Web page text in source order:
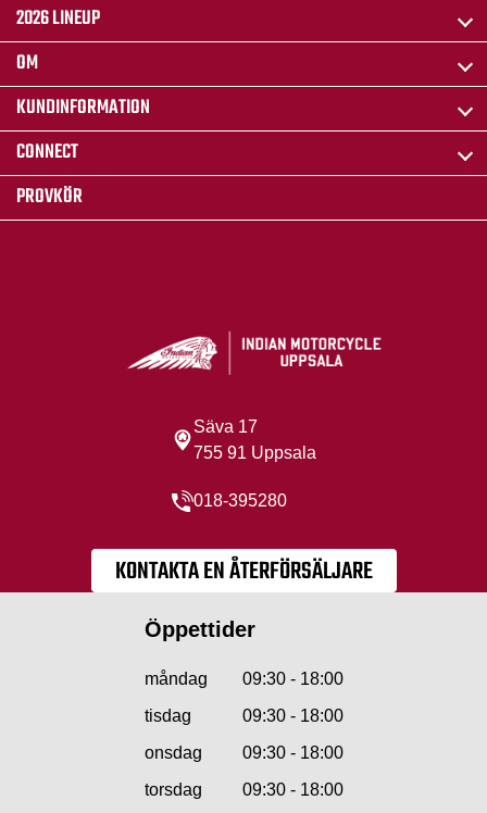
2026 LINEUP
OM
KUNDINFORMATION
CONNECT
PROVKÖR
Säva 17
755 91 Uppsala
018-395280
KONTAKTA EN ÅTERFÖRSÄLJARE
Öppettider
måndag
09:30 - 18:00
tisdag
09:30 - 18:00
onsdag
09:30 - 18:00
torsdag
09:30 - 18:00